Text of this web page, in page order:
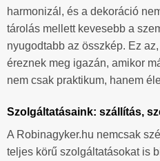
harmonizál, és a dekoráció
tárolás mellett kevesebb a
nyugodtabb az összkép. Ez
éreznek meg igazán, amikor
nem csak praktikum, hanem
Szolgáltatásaink: szállítás,
A Robinagyker.hu nemcsak
teljes körű szolgáltatásokat is